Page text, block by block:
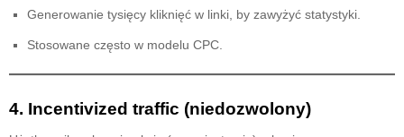
Generowanie tysięcy kliknięć w linki, by zawyżyć statystyki.
Stosowane często w modelu CPC.
4. Incentivized traffic (niedozwolony)